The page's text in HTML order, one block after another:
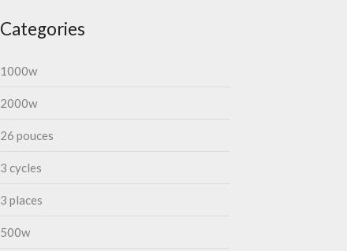
Categories
1000w
2000w
26 pouces
3 cycles
3 places
500w